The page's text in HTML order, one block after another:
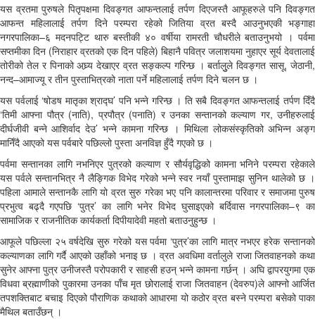
यस व्रतमा पुरुषले पितृपक्षमा दिवङ्गत आफन्तलाई तर्पण दिएजस्तै आफूहरुले पनि दिवङ्गत
आफन्त महिलालाई तर्पण दिने परम्परा रहेको जितिया व्रत बस्दै आउनुभएकी भङ्गाहा
नगरपालिका–६ मदनपट्टि थारु बस्तीकी ४० वर्षीया रामरती चौधरीले बताउनुभयो । पर्वमा
सप्तमीका दिन (निराहार व्रतको एक दिन पहिले) बिहानै पवित्र जलाशयमा नुहाएर सूर्य देवतालाई
तोरीको तेल र पिनाको अघ्र्य देखाएर व्रत सङ्कल्प गरिन्छ । बर्तालुुले दिवङ्गत सासू, जेठानी,
नन्द–आमाज्यू र तीन पुस्ताभित्रको नाता पर्ने महिलालाई तर्पण दिने चलन छ ।
यस पर्वलाई ‘षोडष मातृका श्राद्घ’ पनि भन्ने गरिन्छ । ति सबै दिवङ्गत आफन्तलाई तर्पण दिँदै
‘तिमी आफ्ना पौत्र (नाति), प्रपौत्र (पनाति) र उनका सन्तानको कल्याण गर, उनीहरुलाई
दीर्घजीवी बन्ने आशिर्वाद देउ’ भन्ने कामना गरिन्छ । मिथिला लोकसंस्कृतिको अभिन्न अङ्ग
मानिँदै आएको यस पर्वबारे पछिल्लो पुस्ता अनविज्ञ हुँदै गएको छ ।
पर्वमा सन्तानका लागि नभनिएर पुत्रको कल्याण र सौर्यवृद्धिको कामना भनिने परम्परा रहेकाले
यस पर्वले सन्तानभित्र नै लैङ्गिक विभेद गरेको भन्ने स्वर नयाँ पुस्तामाझ सुनिन थालेको छ ।
पहिला आमाले सन्तानकै लागि यो व्रत सुरु गरेका भए पनि कालान्तरमा परिवार र समाजमा पुरुष
प्रभुत्व बढ्दै गएपछि ‘पुत्र’ का लागि भनेर विभेद घुसाइएको बर्दिवास नगरपालिका–९ का
सामाजिक र राजनीतिक कार्यकर्ता दिपीयादेवी महतो बताउनुहुन्छ ।
आफूले पछिल्ला २५ वर्षदेखि सुरु गरेको यस पर्वमा ‘पुत्र’का लागि मात्र नभएर हरेक सन्तानको
कल्याणका लागि गर्दै आएको उहाँको भनाइ छ । व्रत अवधिमा वर्तालुले राजा जितवाहनको कथा
सुनेर आफ्ना पुत्र उनीजस्तै परोपकारी र साहसी हउन् भन्ने कामना गर्छन् । अघि द्वापरयुगमा एक
विधवा ब्रह्माणीको पुकारमा उनका पाँच मृत छोरालाई राजा जितवाहन (देवरुप)ले आफ्नो आर्जित
तपशक्तिबाट बचाइ दिएको पौराणिक कथाको आधारमा यो कठोर व्रत बस्ने परम्परा बसेको पाका
मैथिल बताउँछन् ।